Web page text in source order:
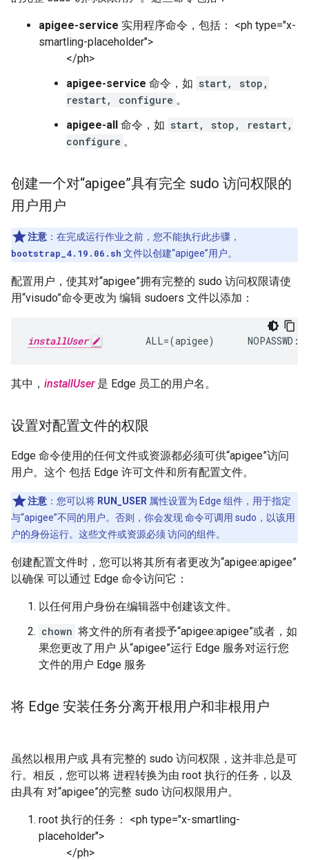
apigee-service 实用程序命令，包括： <ph type="x-
smartling-placeholder">
</ph>
apigee-service 命令，如 start, stop,
restart, configure 。
apigee-all 命令，如 start, stop, restart,
configure 。
创建一个对“apigee”具有完全 sudo 访问权限的
用户用户
注意 ：在完成运行作业之前，您不能执行此步骤，
bootstrap_4.19.06.sh 文件以创建“apigee”用户。
配置用户，使其对“apigee”拥有完整的 sudo 访问权限请使
用“visudo”命令更改为 编辑 sudoers 文件以添加：
installUser
ALL=(apigee)      NOPASSWD:
其中， installUser是 Edge 员工的用户名。
设置对配置文件的权限
Edge 命令使用的任何文件或资源都必须可供“apigee”访问
用户。这个 包括 Edge 许可文件和所有配置文件。
注意 ：您可以将 RUN_USER 属性设置为 Edge 组件，用于指定
与“apigee”不同的用户。否则，你会发现 命令可调用 sudo，以该用
户的身份运行。这些文件或资源必须 访问的组件。
创建配置文件时，您可以将其所有者更改为“apigee:apigee”
以确保 可以通过 Edge 命令访问它：
以任何用户身份在编辑器中创建该文件。
chown 将文件的所有者授予“apigee:apigee”或者，如
果您更改了用户 从“apigee”运行 Edge 服务对运行您
文件的用户 Edge 服务
将 Edge 安装任务分离开根用户和非根用户
虽然以根用户或 具有完整的 sudo 访问权限，这并非总是可
行。相反，您可以将 进程转换为由 root 执行的任务，以及
由具有 对“apigee”的完整 sudo 访问权限用户。
root 执行的任务： <ph type="x-smartling-
placeholder">
</ph>